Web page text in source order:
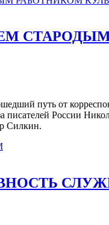
путь от
писателей России
Силкин.